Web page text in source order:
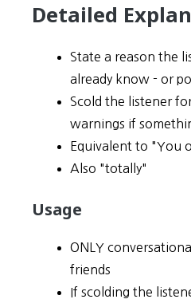
Detailed
State a reason the
already know - or
Scold the listener
warnings if
Equivalent to "You
Also "totally"
Usage
ONLY
friends
If scolding the